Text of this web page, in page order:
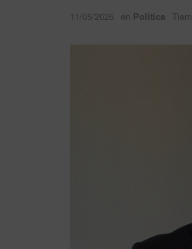
11/05/2026 en Política